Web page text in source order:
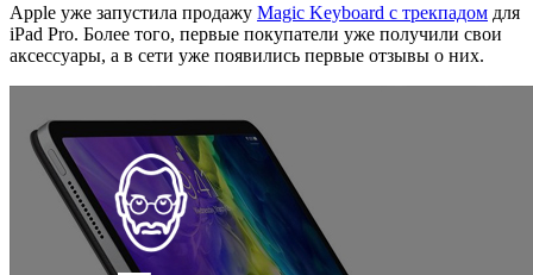
Apple уже запустила продажу Magic Keyboard с трекпадом для
iPad Pro. Более того, первые покупатели уже получили свои
аксессуары, а в сети уже появились первые отзывы о них.